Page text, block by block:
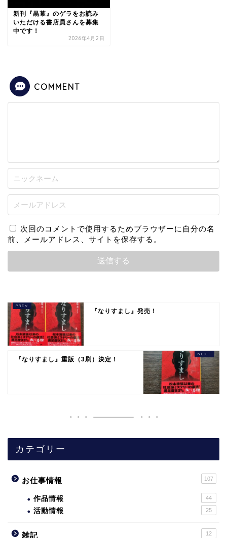
新刊『黒幕』のゲラをお読み
いただける書店員さんを募集
中です！
2026年4月2日
COMMENT
次回のコメントで使用するためブラウザーに自分の名
前、メールアドレス、サイトを保存する。
『なりすまし』発売！
『なりすまし』重版（3刷）決定！
カテゴリー
お仕事情報 107
作品情報 44
活動情報 25
雑記 12